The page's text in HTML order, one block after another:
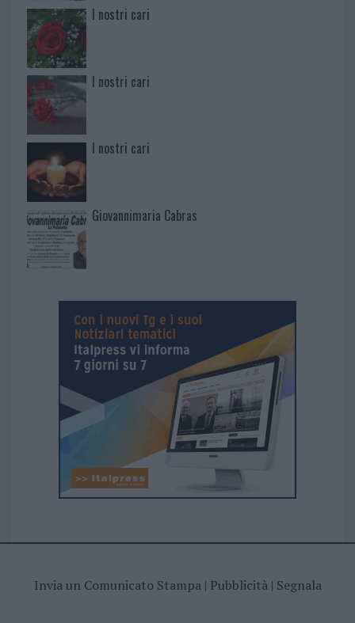
I nostri cari
I nostri cari
I nostri cari
Giovannimaria Cabras
Invia un Comunicato Stampa| Pubblicità| Segnala